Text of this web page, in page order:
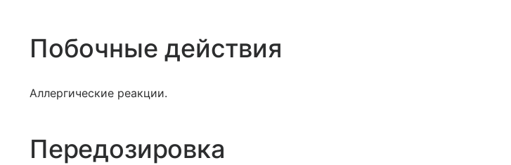
Побочные действия
Аллергические реакции.
Передозировка